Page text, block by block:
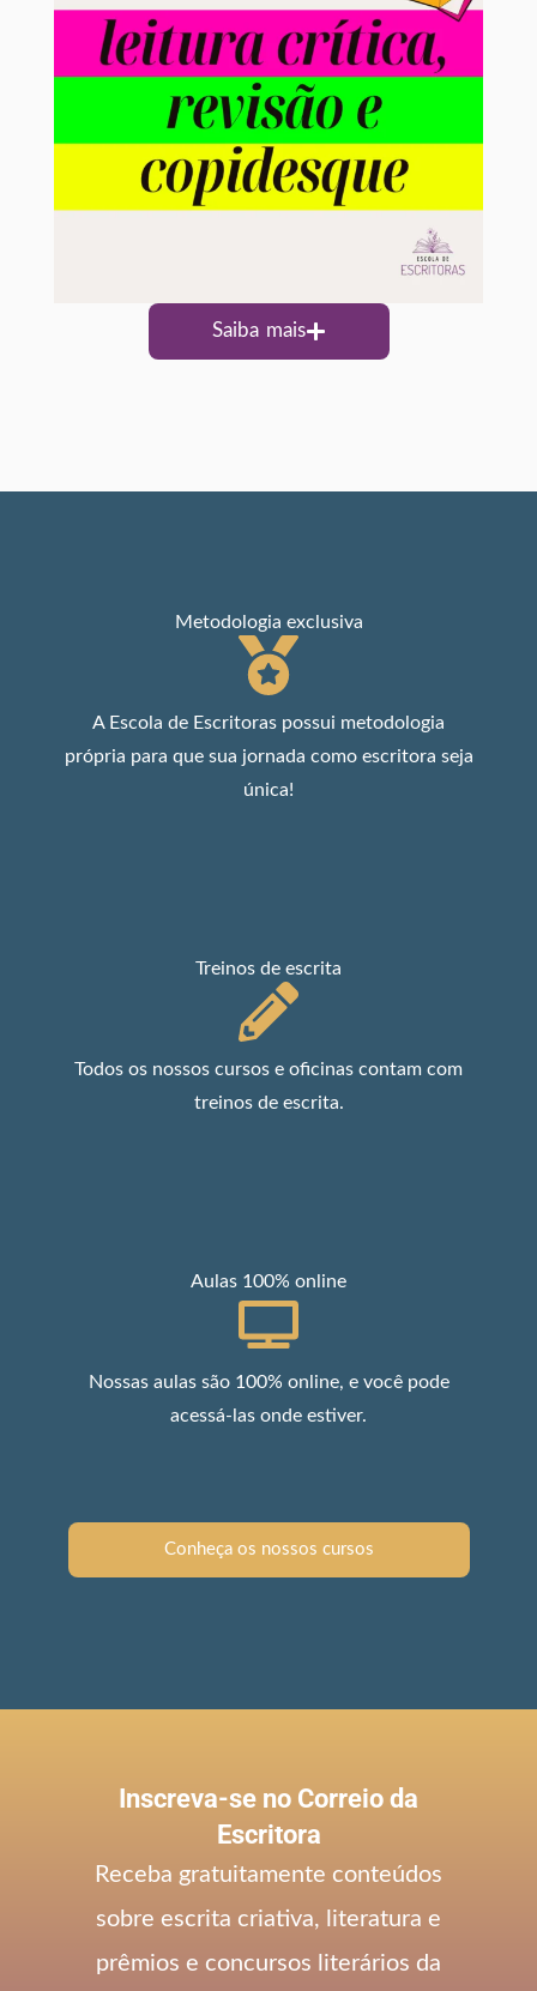
Saiba mais
Metodologia exclusiva
A Escola de Escritoras possui metodologia
própria para que sua jornada como escritora seja
única!
Treinos de escrita
Todos os nossos cursos e oficinas contam com
treinos de escrita.
Aulas 100% online
Nossas aulas são 100% online, e você pode
acessá-las onde estiver.
Conheça os nossos cursos
Inscreva-se no Correio da
Escritora
Receba gratuitamente conteúdos
sobre escrita criativa, literatura e
prêmios e concursos literários da